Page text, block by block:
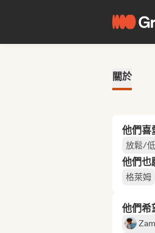
關於
他們喜
放鬆/
他們也
格萊姆
他們